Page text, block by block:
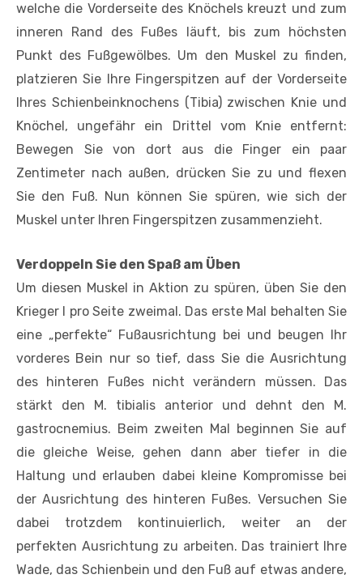
welche die Vorderseite des Knöchels kreuzt und zum
inneren Rand des Fußes läuft, bis zum höchsten
Punkt des Fußgewölbes. Um den Muskel zu finden,
platzieren Sie Ihre Fingerspitzen auf der Vorderseite
Ihres Schienbeinknochens (Tibia) zwischen Knie und
Knöchel, ungefähr ein Drittel vom Knie entfernt:
Bewegen Sie von dort aus die Finger ein paar
Zentimeter nach außen, drücken Sie zu und flexen
Sie den Fuß. Nun können Sie spüren, wie sich der
Muskel unter Ihren Fingerspitzen zusammenzieht.
Verdoppeln Sie den Spaß am Üben
Um diesen Muskel in Aktion zu spüren, üben Sie den
Krieger I pro Seite zweimal. Das erste Mal behalten Sie
eine „perfekte“ Fußausrichtung bei und beugen Ihr
vorderes Bein nur so tief, dass Sie die Ausrichtung
des hinteren Fußes nicht verändern müssen. Das
stärkt den M. tibialis anterior und dehnt den M.
gastrocnemius. Beim zweiten Mal beginnen Sie auf
die gleiche Weise, gehen dann aber tiefer in die
Haltung und erlauben dabei kleine Kompromisse bei
der Ausrichtung des hinteren Fußes. Versuchen Sie
dabei trotzdem kontinuierlich, weiter an der
perfekten Ausrichtung zu arbeiten. Das trainiert Ihre
Wade, das Schienbein und den Fuß auf etwas andere,